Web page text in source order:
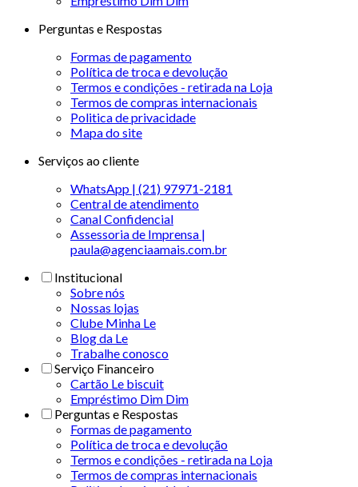
Perguntas e Respostas
Formas de pagamento
Política de troca e devolução
Termos e condições - retirada na Loja
Termos de compras internacionais
Politica de privacidade
Mapa do site
Serviços ao cliente
WhatsApp | (21) 97971-2181
Central de atendimento
Canal Confidencial
Assessoria de Imprensa |
paula@agenciaamais.com.br
Institucional
Sobre nós
Nossas lojas
Clube Minha Le
Blog da Le
Trabalhe conosco
Serviço Financeiro
Cartão Le biscuit
Empréstimo Dim Dim
Perguntas e Respostas
Formas de pagamento
Política de troca e devolução
Termos e condições - retirada na Loja
Termos de compras internacionais